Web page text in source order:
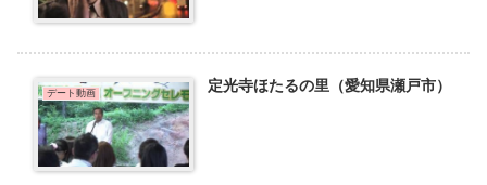
デート動画 定光寺ほたるの里（愛知県瀬戸市）